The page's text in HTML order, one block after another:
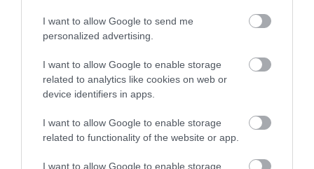
I want to allow Google to send me
personalized advertising.
I want to allow Google to enable storage
related to analytics like cookies on web or
device identifiers in apps.
I want to allow Google to enable storage
related to functionality of the website or app.
I want to allow Google to enable storage
Második világháborús német katonai motorkerékpár
A Tisza-frakció kezdeményezte, hogy jövő kedden legyen
az államfőválasztás
Szomjazó gólyának adott inni egy férfi Tiszakécskénél -
Megható felvétel: elpusztult borját vitte magával egy